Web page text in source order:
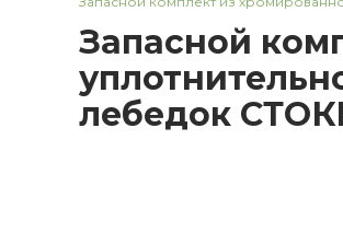
Запасной
лебедок